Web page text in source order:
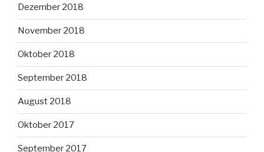
Dezember 2018
November 2018
Oktober 2018
September 2018
August 2018
Oktober 2017
September 2017